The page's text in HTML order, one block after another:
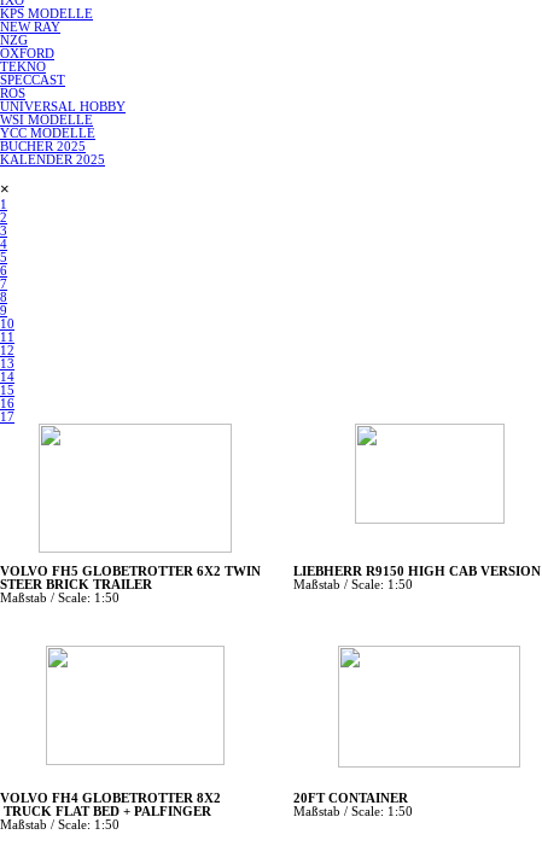
KPS MODELLE
NEW RAY
NZG
OXFORD
TEKNO
SPECCAST
ROS
UNIVERSAL HOBBY
WSI MODELLE
YCC MODELLE
BÜCHER 2025
KALENDER 2025
×
1
2
3
4
5
6
7
8
9
10
11
12
13
14
15
16
17
VOLVO FH5 GLOBETROTTER 6X2 TWIN
STEER BRICK TRAILER
Maßstab / Scale: 1:50
LIEBHERR R9150 HIGH CAB VERSION
Maßstab / Scale: 1:50
VOLVO FH4 GLOBETROTTER 8X2
TRUCK FLAT BED + PALFINGER
Maßstab / Scale: 1:50
20FT CONTAINER
Maßstab / Scale: 1:50